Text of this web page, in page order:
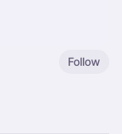
Follow